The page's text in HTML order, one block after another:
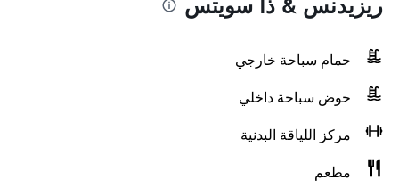
حمام سباحة خارجي
حوض سباحة داخلي
مركز اللياقة البدنية
مطعم